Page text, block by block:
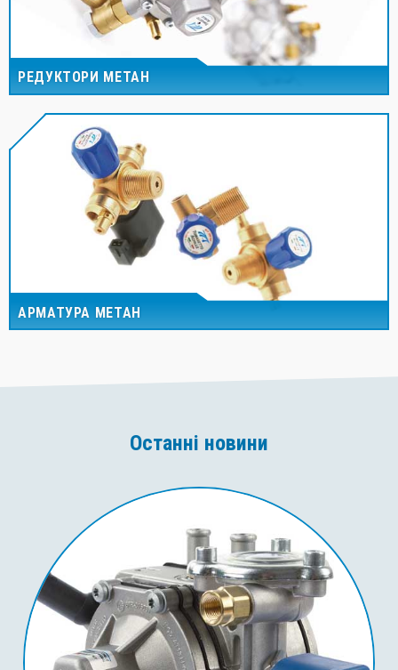
РЕДУКТОРИ МЕТАН
АРМАТУРА МЕТАН
Останні новини